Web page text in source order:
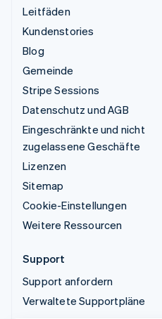
Leitfäden
Kundenstories
Blog
Gemeinde
Stripe Sessions
Datenschutz und AGB
Eingeschränkte und nicht
zugelassene Geschäfte
Lizenzen
Sitemap
Cookie-Einstellungen
Weitere Ressourcen
Support
Support anfordern
Verwaltete Supportpläne